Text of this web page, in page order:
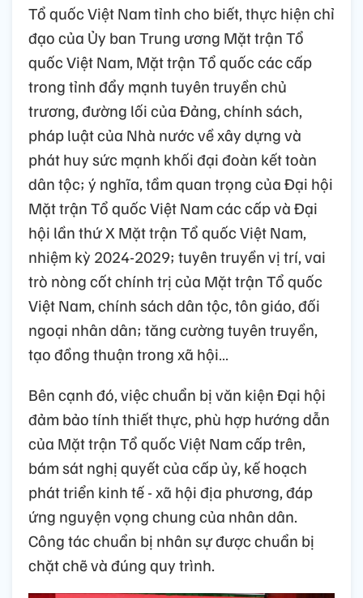
Tổ quốc Việt Nam tỉnh cho biết, thực hiện chỉ
đạo của Ủy ban Trung ương Mặt trận Tổ
quốc Việt Nam, Mặt trận Tổ quốc các cấp
trong tỉnh đẩy mạnh tuyên truyền chủ
trương, đường lối của Đảng, chính sách,
pháp luật của Nhà nước về xây dựng và
phát huy sức mạnh khối đại đoàn kết toàn
dân tộc; ý nghĩa, tầm quan trọng của Đại hội
Mặt trận Tổ quốc Việt Nam các cấp và Đại
hội lần thứ X Mặt trận Tổ quốc Việt Nam,
nhiệm kỳ 2024-2029; tuyên truyền vị trí, vai
trò nòng cốt chính trị của Mặt trận Tổ quốc
Việt Nam, chính sách dân tộc, tôn giáo, đối
ngoại nhân dân; tăng cường tuyên truyền,
tạo đồng thuận trong xã hội…
Bên cạnh đó, việc chuẩn bị văn kiện Đại hội
đảm bảo tính thiết thực, phù hợp hướng dẫn
của Mặt trận Tổ quốc Việt Nam cấp trên,
bám sát nghị quyết của cấp ủy, kế hoạch
phát triển kinh tế - xã hội địa phương, đáp
ứng nguyện vọng chung của nhân dân.
Công tác chuẩn bị nhân sự được chuẩn bị
chặt chẽ và đúng quy trình.